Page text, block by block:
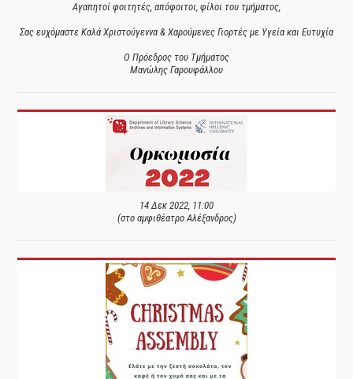
Αγαπητοί φοιτητές, απόφοιτοι, φίλοι του τμήματος,
Σας ευχόμαστε Καλά Χριστούγεννα & Χαρούμενες Γιορτές με Υγεία και Ευτυχία
Ο Πρόεδρος του Τμήματος
Μανώλης Γαρουφάλλου
14 Δεκ 2022, 11:00
(στο αμφιθέατρο Αλέξανδρος)